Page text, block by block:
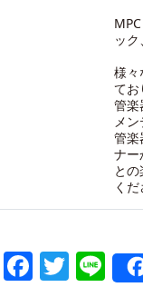
ッ
様々
てお
管楽
メ
管楽
ナー
と
くだ